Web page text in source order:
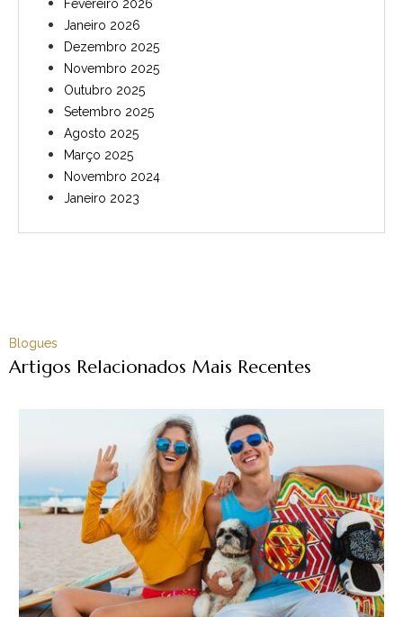
Fevereiro 2026
Janeiro 2026
Dezembro 2025
Novembro 2025
Outubro 2025
Setembro 2025
Agosto 2025
Março 2025
Novembro 2024
Janeiro 2023
Blogues
Artigos Relacionados Mais Recentes